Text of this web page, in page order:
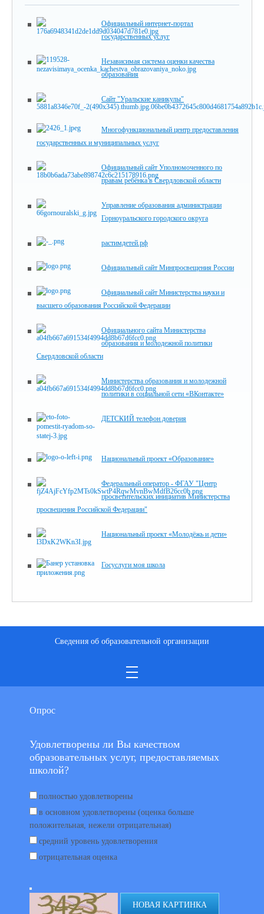
Официальный интернет-портал
государственных услуг
Независимая система оценки качества
образования
Сайт "Уральские каникулы"
Многофункциональный центр предоставления
государственных и муниципальных услуг
Официальный сайт Уполномоченного по
правам ребёнка в Свердловской области
Управление образования администрации
Горноуральского городского округа
растимдетей.рф
Официальный сайт Минпросвещения России
Официальный сайт Министерства науки и
высшего образования Российской Федерации
Официального сайта Министерства
образования и молодежной политики
Свердловской области
Министерства образования и молодежной
политики в социальной сети «ВКонтакте»
ДЕТСКИЙ телефон доверия
Национальный проект «Образование»
Федеральный оператор - ФГАУ "Центр
просветительских инициатив Министерства
просвещения Российской Федерации"
Национальный проект «Молодёжь и дети»
Госуслуги моя школа
Сведения об образовательной организации
Опрос
Удовлетворены ли Вы качеством
образовательных услуг, предоставляемых
школой?
полностью удовлетворены
в основном удовлетворены (оценка больше
положительная, нежели отрицательная)
средний уровень удовлетворения
отрицательная оценка
НОВАЯ КАРТИНКА